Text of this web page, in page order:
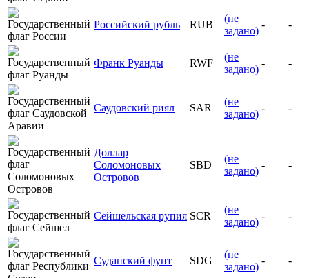
Российский рубль RUB
(не
задано)
- -
Франк Руанды RWF
(не
задано)
- -
Саудовский риял SAR
(не
задано)
- -
Доллар
Соломоновых
Островов
SBD
(не
задано)
- -
Сейшельская рупия SCR
(не
задано)
- -
Суданский фунт SDG
(не
задано)
- -